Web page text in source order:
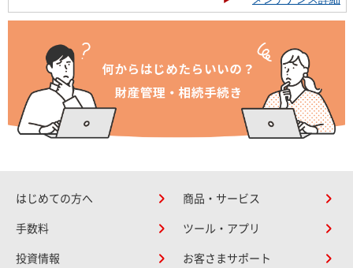
はじめての方へ 商品・サービス
手数料 ツール・アプリ
投資情報 お客さまサポート